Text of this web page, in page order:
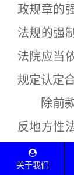
政规章的
法规的强
法院应当
规定认定
除前款
反地方性
主张合
关于我们